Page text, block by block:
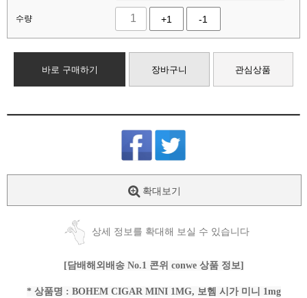
수량 +1 -1
바로 구매하기 장바구니 관심상품
확대보기
상세 정보를 확대해 보실 수 있습니다
[담배해외배송 No.1 콘위 conwe 상품 정보]
* 상품명 : BOHEM CIGAR MINI 1MG, 보헴 시가 미니 1mg